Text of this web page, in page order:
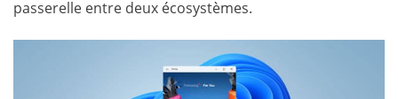
passerelle entre deux écosystèmes.